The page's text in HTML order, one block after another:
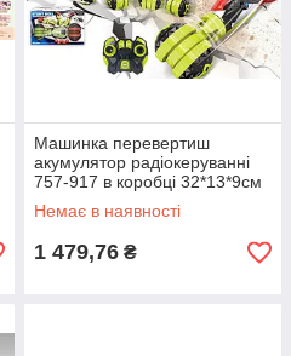
Машинка перевертиш
акумулятор радіокеруванні
757-917 в коробці 32*13*9см
Немає в наявності
1 479,76 ₴